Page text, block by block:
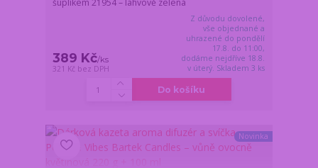
389 Kč/ks
321 Kč bez DPH
Z důvodu dovolené,
vše objednané a
uhrazené do pondělí
17.8. do 11:00,
dodáme nejdříve 18.8.
v úterý. Skladem 3 ks
Do košíku
Novinka